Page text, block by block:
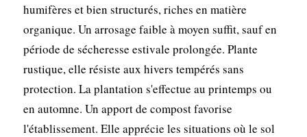
humifères et bien structurés, riches en matière
organique. Un arrosage faible à moyen suffit, sauf en
période de sécheresse estivale prolongée. Plante
rustique, elle résiste aux hivers tempérés sans
protection. La plantation s'effectue au printemps ou
en automne. Un apport de compost favorise
l'établissement. Elle apprécie les situations où le sol